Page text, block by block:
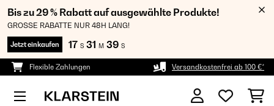
Bis zu 29 % Rabatt auf ausgewählte Produkte!
GROSSE RABATTE NUR 48H LANG!
Jetzt einkaufen 17 S 31 M 38 S
Flexible Zahlungen Versandkostenfrei ab 100 €*